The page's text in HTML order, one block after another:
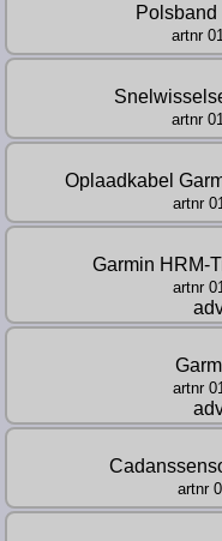
Polsband
artnr
artnr
Oplaadkabel
artnr
Garmin HRM-
artnr
artnr
artnr